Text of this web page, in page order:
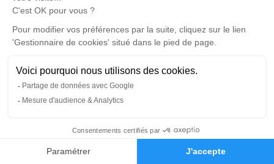
Faire-part Hommages
disponible ici.
Je rends hommage
Cérémonie civile
l'Orme Aux Bergers de Magny-les-Hameaux
78114 Magny-les-Hameaux